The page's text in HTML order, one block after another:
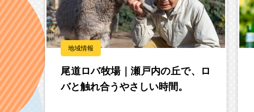
地域情報
尾道ロバ牧場｜瀬戸内の丘で、ロ
バと触れ合うやさしい時間。